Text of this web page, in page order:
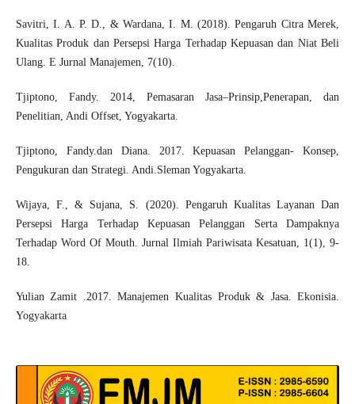
Savitri, I. A. P. D., & Wardana, I. M. (2018). Pengaruh Citra Merek,
Kualitas Produk dan Persepsi Harga Terhadap Kepuasan dan Niat Beli
Ulang. E Jurnal Manajemen, 7(10).
Tjiptono, Fandy. 2014, Pemasaran Jasa–Prinsip,Penerapan, dan
Penelitian, Andi Offset, Yogyakarta.
Tjiptono, Fandy.dan Diana. 2017. Kepuasan Pelanggan- Konsep,
Pengukuran dan Strategi. Andi.Sleman Yogyakarta.
Wijaya, F., & Sujana, S. (2020). Pengaruh Kualitas Layanan Dan
Persepsi Harga Terhadap Kepuasan Pelanggan Serta Dampaknya
Terhadap Word Of Mouth. Jurnal Ilmiah Pariwisata Kesatuan, 1(1), 9-
18.
Yulian Zamit .2017. Manajemen Kualitas Produk & Jasa. Ekonisia.
Yogyakarta